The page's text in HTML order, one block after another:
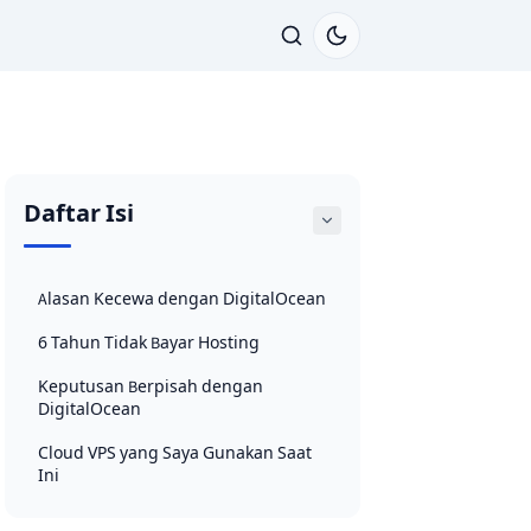
Daftar Isi
Alasan Kecewa dengan DigitalOcean
6 Tahun Tidak Bayar Hosting
Keputusan Berpisah dengan
DigitalOcean
Cloud VPS yang Saya Gunakan Saat
Ini